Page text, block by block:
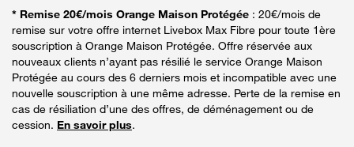
* Remise 20€/mois Orange Maison Protégée : 20€/mois de
remise sur votre offre internet Livebox Max Fibre pour toute 1ère
souscription à Orange Maison Protégée. Offre réservée aux
nouveaux clients n’ayant pas résilié le service Orange Maison
Protégée au cours des 6 derniers mois et incompatible avec une
nouvelle souscription à une même adresse. Perte de la remise en
cas de résiliation d’une des offres, de déménagement ou de
cession. En savoir plus.